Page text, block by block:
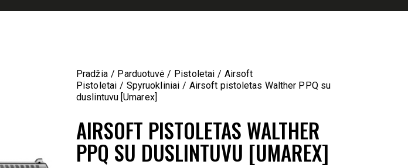
Pradžia Parduotuvė Pistoletai
Airsoft
Pistoletai
Spyruokliniai
Airsoft pistoletas Walther PPQ su
duslintuvu [Umarex]
AIRSOFT PISTOLETAS WALTHER
PPQ SU DUSLINTUVU [UMAREX]